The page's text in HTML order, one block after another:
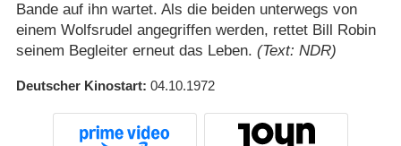
Bande auf ihn wartet. Als die beiden unterwegs von
einem Wolfsrudel angegriffen werden, rettet Bill Robin
seinem Begleiter erneut das Leben. (Text: NDR)
Deutscher Kinostart 04.10.1972